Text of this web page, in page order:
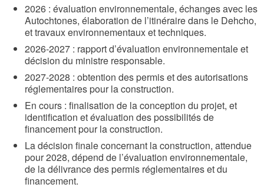
2026 : évaluation environnementale, échanges avec les
Autochtones, élaboration de l’itinéraire dans le Dehcho,
et travaux environnementaux et techniques.
2026-2027 : rapport d’évaluation environnementale et
décision du ministre responsable.
2027-2028 : obtention des permis et des autorisations
réglementaires pour la construction.
En cours : finalisation de la conception du projet, et
identification et évaluation des possibilités de
financement pour la construction.
La décision finale concernant la construction, attendue
pour 2028, dépend de l’évaluation environnementale,
de la délivrance des permis réglementaires et du
financement.